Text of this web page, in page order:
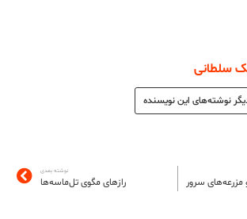
سلطانی
نوشته‌های این نویسنده
سرور
نوشته بعدی
رازهای مگوی تل‌ماسه‌ها